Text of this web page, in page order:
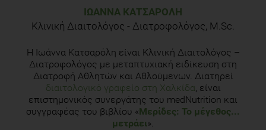
ΙΩΆΝΝΑ ΚΑΤΣΑΡΌΛΗ
Κλινική Διαιτολόγος - Διατροφολόγος, M.Sc.
Η Ιωάννα Κατσαρόλη είναι Κλινική Διαιτολόγος –
Διατροφολόγος με μεταπτυχιακή ειδίκευση στη
Διατροφή Αθλητών και Αθλούμενων. Διατηρεί
διαιτολογικό γραφείο στη Χαλκίδα, είναι
επιστημονικός συνεργάτης του medNutrition και
συγγραφέας του βιβλίου «Μερίδες: Το μέγεθος...
μετράει».